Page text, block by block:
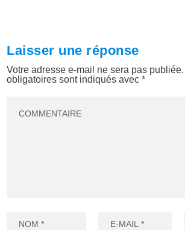
Laisser une réponse
Votre adresse e-mail ne sera pas publiée.
obligatoires sont indiqués avec*